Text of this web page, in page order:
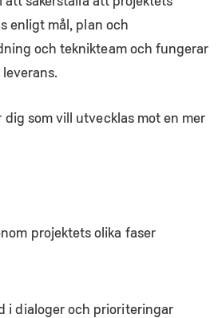
enligt mål, plan och
och teknikteam och fungerar
som vill utvecklas mot en mer
projektets olika faser
i dialoger och prioriteringar